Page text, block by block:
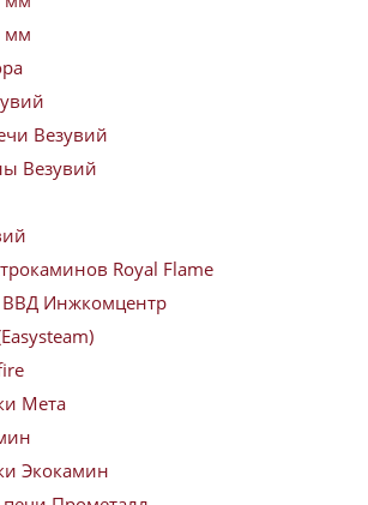
мм
Везувий
Везувий
Royal Flame
Инжкомцентр
Мета
Экокамин